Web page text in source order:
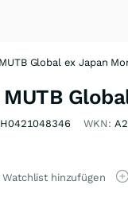
Global ex Japan
MUTB
WKN:
Watchlist hinzufügen